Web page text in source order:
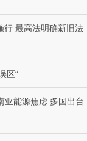
行 最高法明确新旧法
区”
亚能源焦虑 多国出台